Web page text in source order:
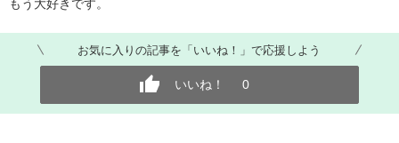
もう大好きです。
お気に入りの記事を「いいね！」で応援しよう
いいね！ 0